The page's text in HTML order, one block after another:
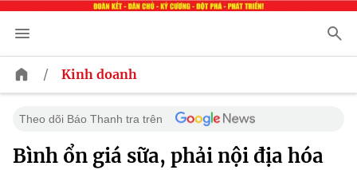
/ Kinh doanh
Theo dõi Báo Thanh tra trên
Bình ổn giá sữa, phải nội địa hóa